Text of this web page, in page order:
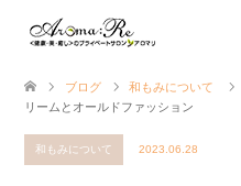
ブログ 和もみについて
リームとオールドファッション
和もみについて 2023.06.28